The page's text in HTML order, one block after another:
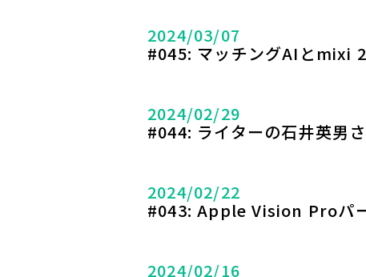
2024/03/07
#045: マッチングAIとmixi
2024/02/29
#044: ライターの石井英男
2024/02/22
#043: Apple Vision Proパ
2024/02/16